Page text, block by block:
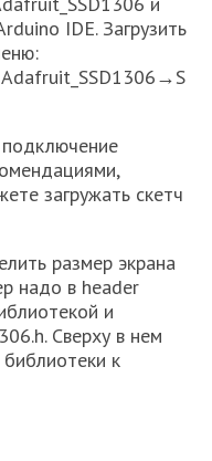
IDE. Загрузить
загружать скетч
размер экрана
надо в header
и
Сверху в нем
к